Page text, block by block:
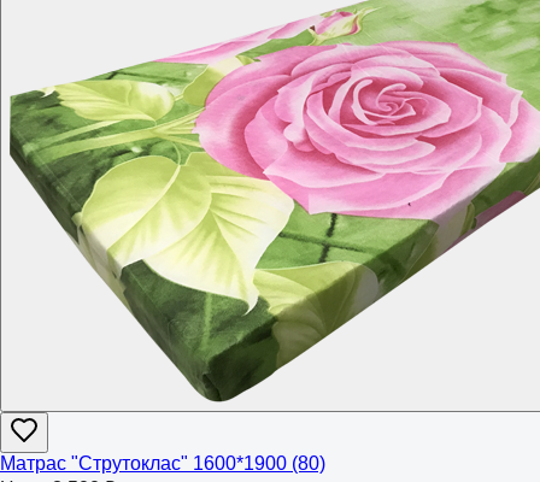
Матрас "Струтоклас" 1600*1900 (80)